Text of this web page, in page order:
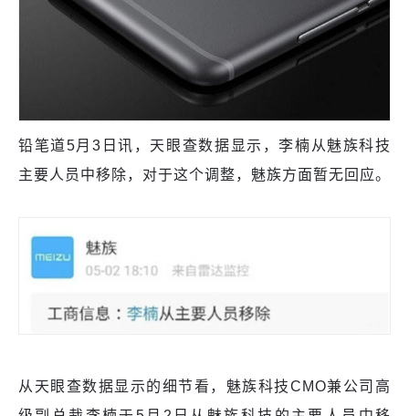
铅笔道5月3日讯，天眼查数据显示，李楠从魅族科技
主要人员中移除，对于这个调整，魅族方面暂无回应。
从天眼查数据显示的细节看，魅族科技CMO兼公司高